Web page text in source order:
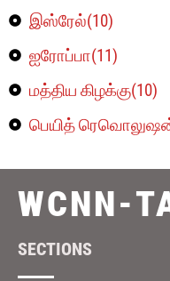
இஸ்ரேல்(10)
ஐரோப்பா(11)
மத்திய கிழக்கு(10)
பெயித்
WCNN-
SECTIONS